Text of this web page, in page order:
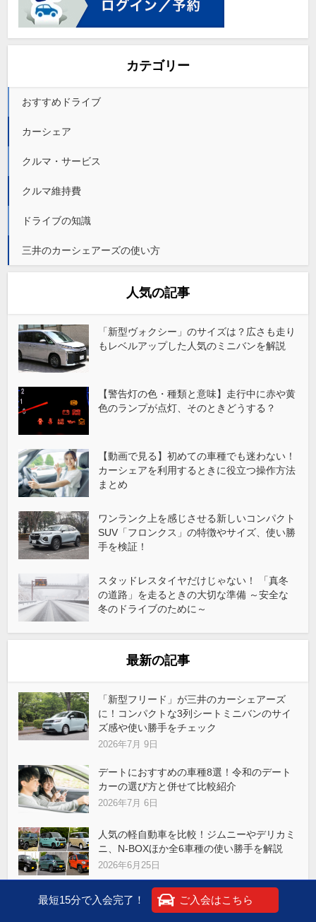
カテゴリー
おすすめドライブ
カーシェア
クルマ・サービス
クルマ維持費
ドライブの知識
三井のカーシェアーズの使い方
人気の記事
「新型ヴォクシー」のサイズは？広さも走り
もレベルアップした人気のミニバンを解説
【警告灯の色・種類と意味】走行中に赤や黄
色のランプが点灯、そのときどうする？
【動画で見る】初めての車種でも迷わない！
カーシェアを利用するときに役立つ操作方法
まとめ
ワンランク上を感じさせる新しいコンパクト
SUV「フロンクス」の特徴やサイズ、使い勝
手を検証！
スタッドレスタイヤだけじゃない！ 「真冬
の道路」を走るときの大切な準備 ～安全な
冬のドライブのために～
最新の記事
「新型フリード」が三井のカーシェアーズ
に！コンパクトな3列シートミニバンのサイ
ズ感や使い勝手をチェック
2026年7月 9日
デートにおすすめの車種8選！令和のデート
カーの選び方と併せて比較紹介
2026年7月 6日
人気の軽自動車を比較！ジムニーやデリカミ
ニ、N-BOXほか全6車種の使い勝手を解説
2026年6月25日
劇場版『名探偵コナン ハイウェイの堕天
使』の聖地巡礼ドライブ②～箱根周辺～
最短15分で入会完了！ ご入会はこちら